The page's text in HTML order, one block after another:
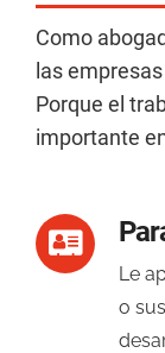
Como
las
Porque el
importante
Le
o